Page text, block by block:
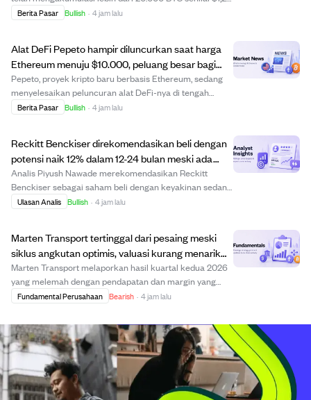
miliar sejak akhir Juli, sementara ETF spot bitcoin AS
Berita Pasar Bullish · 4 jam lalu
Alat DeFi Pepeto hampir diluncurkan saat harga
Ethereum menuju $10.000, peluang besar bagi
investor awal.
Pepeto, proyek kripto baru berbasis Ethereum, sedang
menyelesaikan peluncuran alat DeFi-nya di tengah
prediksi harga Ethereum yang bullish hingga $10.000
Berita Pasar Bullish · 4 jam lalu
Reckitt Benckiser direkomendasikan beli dengan
potensi naik 12% dalam 12-24 bulan meski ada
risiko litigasi.
Analis Piyush Nawade merekomendasikan Reckitt
Benckiser sebagai saham beli dengan keyakinan sedang
dalam jangka 12-24 bulan, karena harga sahamnya
Ulasan Analis Bullish · 4 jam lalu
Marten Transport tertinggal dari pesaing meski
siklus angkutan optimis, valuasi kurang menarik
dan pendapatan menurun.
Marten Transport melaporkan hasil kuartal kedua 2026
yang melemah dengan pendapatan dan margin yang
menurun akibat pengurangan armada dan kurangnya
mencatat siklus angkutan mulai membaik, perusahaa...
Fundamental Perusahaan Bearish · 4 jam lalu